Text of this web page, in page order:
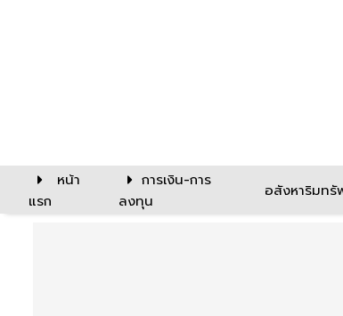
หน้า
แรก
การเงิน-การ
ลงทุน
อสังหาริมท